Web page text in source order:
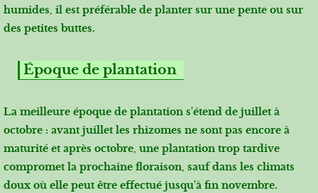
humides, il est préférable de planter sur une pente ou sur
des petites buttes.
Époque de plantation
La meilleure époque de plantation s'étend de juillet à
octobre : avant juillet les rhizomes ne sont pas encore à
maturité et après octobre, une plantation trop tardive
compromet la prochaine floraison, sauf dans les climats
doux où elle peut être effectué jusqu'à fin novembre.